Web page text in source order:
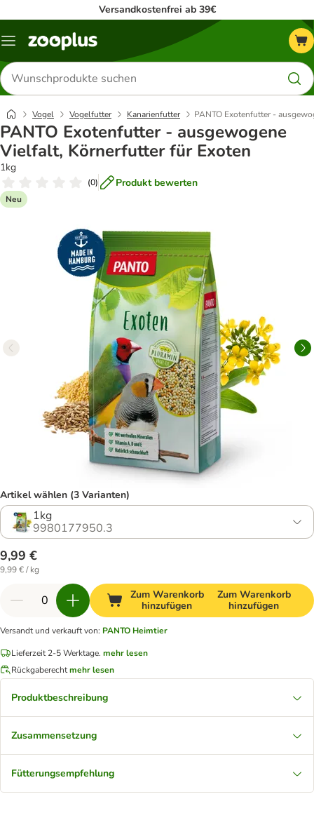
Versandkostenfrei ab 39€
Menü
Produkte
suchen
Vogel Vogelfutter Kanarienfutter PANTO Exotenfutter -
PANTO Exotenfutter - ausgewogene
Vielfalt, Körnerfutter für Exoten
1kg
(0) Produkt bewerten
Neu
Artikel wählen (3 Varianten)
1kg
9980177950.3
9,99 €
9,99 € / kg
Zum Warenkorb
hinzufügen
Zum Warenkorb
hinzufügen
Versandt und verkauft von: PANTO Heimtier
Lieferzeit 2-5 Werktage. mehr lesen
Rückgaberechtmehr lesen
Produktbeschreibung
Zusammensetzung
Fütterungsempfehlung